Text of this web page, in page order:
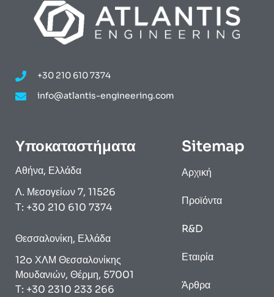
+30 210 610 7374
info@atlantis-engineering.com
Υποκαταστήματα
Αθήνα, Ελλάδα
Λ. Μεσογείων 7, 11526
Τ: +30 210 610 7374
Θεσσαλονίκη, Ελλάδα
12o ΧΛΜ Θεσσαλονίκης
Μουδανιών, Θέρμη, 57001
Τ: +30 2310 233 266
Sitemap
Αρχική
Προϊόντα
R&D
Εταιρία
Άρθρα